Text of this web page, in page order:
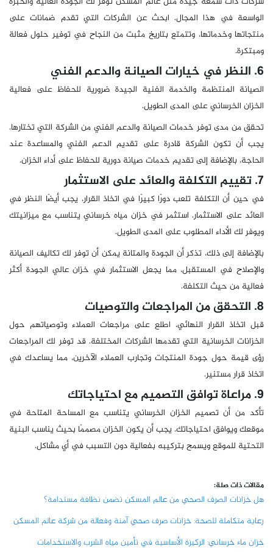
الواسعة في هذا المجال. ابحث عن الشركات التي تقدم ضمانات على
منتجاتها وخدماتها، وتتمتع بتاريخ مثبت من النجاح في توفير حلول فعالة
ومبتكرة.
6. النظر في خيارات الصيانة والدعم الفني
الصيانة المنتظمة والخدمة الفنية الجيدة ضرورية للحفاظ على فعالية
الخزان الخرساني على المدى الطويل.
تحقق من مدى توفر خدمات الصيانة والدعم الفني من الشركة التي تختارها.
يجب أن تكون الشركة قادرة على تقديم الدعم الفني والمساعدة عند
الحاجة، بالإضافة إلى تقديم خدمات صيانة دورية للحفاظ على أداء الخزان.
7. تقييم التكلفة والعائد على الاستثمار
في حين أن التكلفة تلعب دورًا كبيرًا في اتخاذ القرار، يجب أيضًا النظر في
العائد على الاستثمار. استثمر في خزان مياه خرساني يتناسب مع ميزانيتك
ويوفر لك الأداء المطلوب على المدى الطويل.
بالإضافة إلى ذلك، تذكر أن الجودة والمتانة يمكن أن توفر لك تكاليف الصيانة
والإصلاح في المستقبل، مما يجعل الاستثمار في خزان عالي الجودة أكثر
فعالية من حيث التكلفة.
8. التحقق من المراجعات والتوصيات
قبل اتخاذ القرار النهائي، اطلع على مراجعات العملاء وتوصياتهم حول
الخزانات الخرسانية التي تقدمها الشركات المختلفة. قد توفر لك المراجعات
رؤى قيمة حول جودة المنتجات وتجارب العملاء الآخرين، مما يساعدك في
اتخاذ قرار مستنير.
9. مراعاة توافق التصميم مع احتياجاتك
تأكد من أن تصميم الخزان الخرساني يتناسب مع المساحة المتاحة في
موقعك ويوافق احتياجاتك. يجب أن يكون الخزان مصممًا بحيث يناسب البنية
التحتية للموقع ويسمح بتركيبه بفعالية دون التسبب في أي مشاكل.
مقالات ذات صلة:
هل خزانات الصرف الصحي من عالم المسكن تضمن نظافة مستدامة؟
رعاية متكاملة للصحة: خزانات صرف صحي آمنة وفعالة من شركة عالم المسكن
خزان ماء خرساني: الركيزة الأساسية في تأمين مياه الشرب والاستخدامات